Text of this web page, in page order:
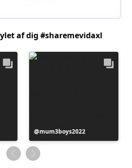
af dig #sharemevidaxl
Opslag
offentliggjort
af
mum3boys2022